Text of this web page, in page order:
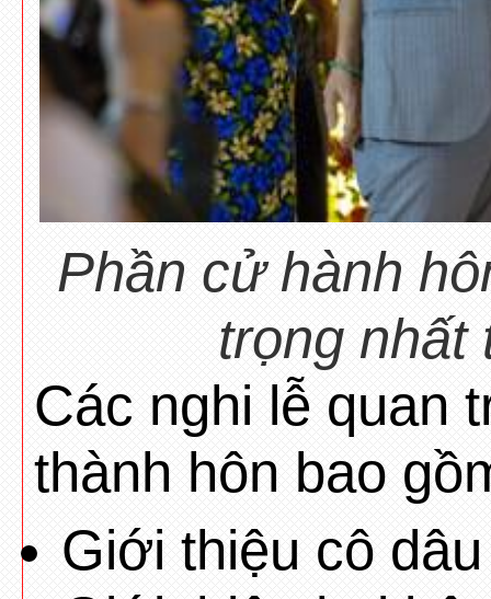
Phần cử hành
trọng nhất
Các nghi lễ quan
thành hôn bao
Giới thiệu cô